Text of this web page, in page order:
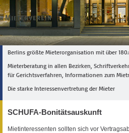
Berlins größte Mieterorganisation mit über
Mieterberatung in allen Bezirken,
für Gerichtsverfahren, Informationen zum
Die starke Interessenvertretung der Mieter
SCHUFA-Bonitätsauskunft
Mietinteressenten sollten sich vor